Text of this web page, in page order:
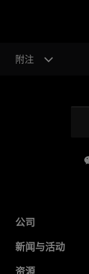
附注
公司
关于 AMD
新闻与活动
新闻中心